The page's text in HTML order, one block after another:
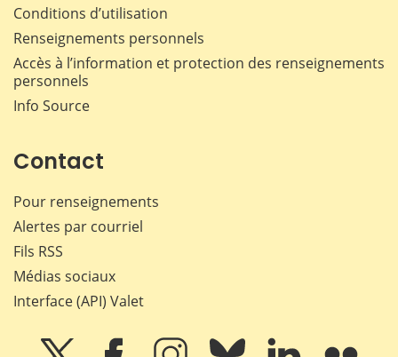
Conditions d’utilisation
Renseignements personnels
Accès à l’information et protection des renseignements
personnels
Info Source
Contact
Pour renseignements
Alertes par courriel
Fils RSS
Médias sociaux
Interface (API) Valet